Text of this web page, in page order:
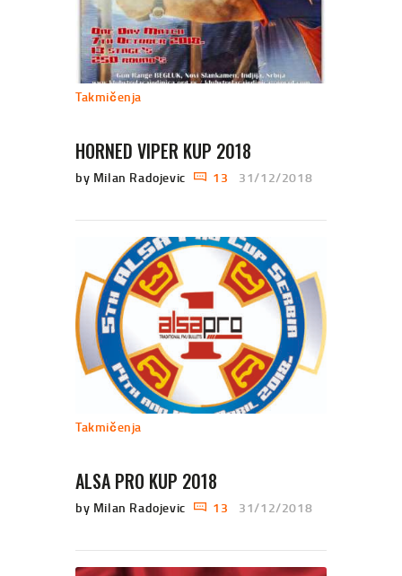
Takmičenja
HORNED VIPER KUP 2018
by Milan Radojevic 13 31/12/2018
Takmičenja
ALSA PRO KUP 2018
by Milan Radojevic 13 31/12/2018